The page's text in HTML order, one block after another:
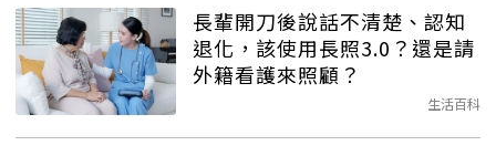
長輩開刀後說話不清楚、認知
退化，該使用長照3.0？還是請
外籍看護來照顧？
生活百科